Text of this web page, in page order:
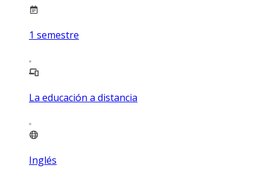
1 semestre
La educación a distancia
Inglés